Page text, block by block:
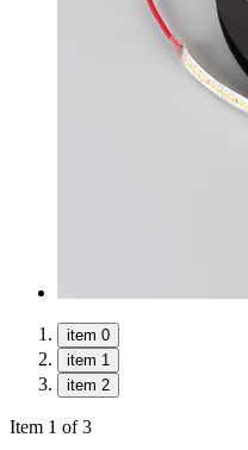
item 0
item 1
item 2
Item 1 of 3